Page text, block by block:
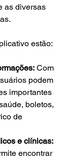
as diversas
estão:
Com
podem
importantes
boletos,
de
e clínicas:
encontrar